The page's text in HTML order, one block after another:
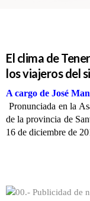
El clima de
los viajeros del
A cargo de José
Pronunciada en la
de la provincia de
16 de diciembre de